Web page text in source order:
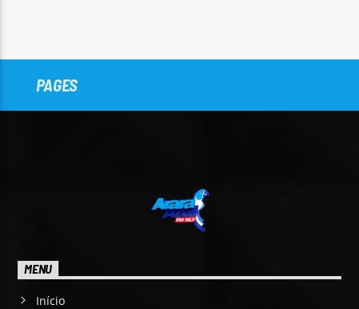
PAGES
MENU
Início